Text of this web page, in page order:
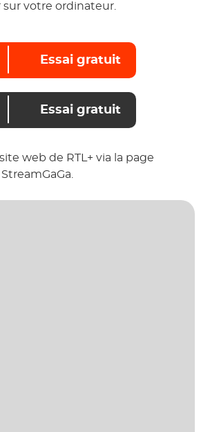
sur votre ordinateur.
Essai gratuit
Essai gratuit
web de RTL+ via la page